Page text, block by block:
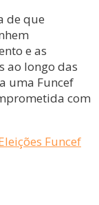
de que
e as
ao longo das
uma Funcef
com
Funcef